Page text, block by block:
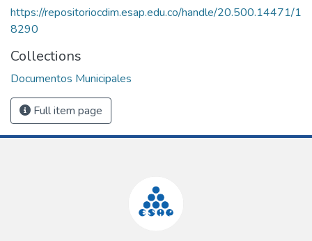
https://repositoriocdim.esap.edu.co/handle/20.500.14471/1
8290
Collections
Documentos Municipales
Full item page